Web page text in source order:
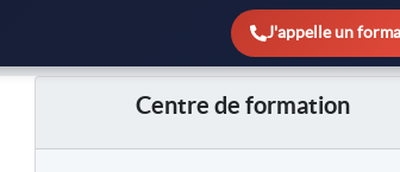
J'appelle un
Centre de formation